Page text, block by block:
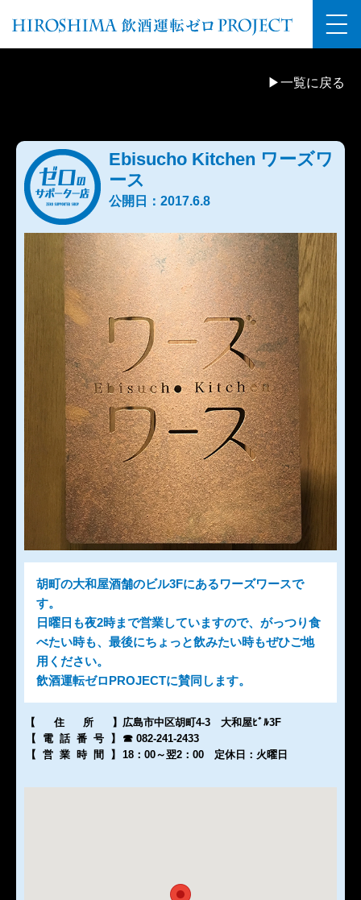
▶一覧に戻る
Ebisucho Kitchen ワーズワ
ース
公開日：2017.6.8
胡町の大和屋酒舗のビル3Fにあるワーズワースで
す。
日曜日も夜2時まで営業していますので、がっつり食
べたい時も、最後にちょっと飲みたい時もぜひご地
用ください。
飲酒運転ゼロPROJECTに賛同します。
【住所 】 広島市中区胡町4-3 大和屋ﾋﾞﾙ3F
【電話番号
】
☎ 082-241-2433
【営業時間
】 18：00～翌2：00 定休日：火曜日